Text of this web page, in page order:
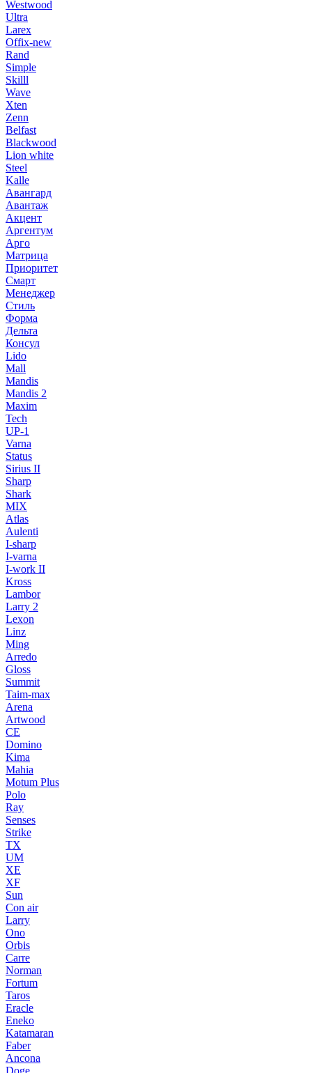
Westwood
Ultra
Larex
Offix-new
Rand
Simple
Skilll
Wave
Xten
Zenn
Belfast
Blackwood
Lion white
Steel
Kalle
Авангард
Авантаж
Акцент
Аргентум
Арго
Матрица
Приоритет
Смарт
Менеджер
Стиль
Форма
Дельта
Консул
Lido
Mall
Mandis
Mandis 2
Maxim
Tech
UP-1
Varna
Status
Sirius II
Sharp
Shark
MIX
Atlas
Aulenti
I-sharp
I-varna
I-work II
Kross
Lambor
Larry 2
Lexon
Linz
Ming
Arredo
Gloss
Summit
Taim-max
Arena
Artwood
CE
Domino
Kima
Mahia
Motum Plus
Polo
Ray
Senses
Strike
TX
UM
XE
XF
Sun
Con air
Larry
Ono
Orbis
Carre
Norman
Fortum
Taros
Eracle
Eneko
Katamaran
Faber
Ancona
Doge